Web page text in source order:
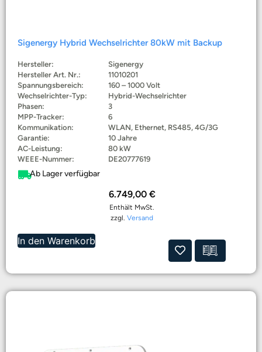
Sigenergy Hybrid Wechselrichter 80kW mit Backup
Hersteller:
Sigenergy
Hersteller Art. Nr.:
11010201
Spannungsbereich:
160 – 1000 Volt
Wechselrichter-Typ:
Hybrid-Wechselrichter
Phasen:
3
MPP-Tracker:
6
Kommunikation:
WLAN, Ethernet, RS485, 4G/3G
Garantie:
10 Jahre
AC-Leistung:
80 kW
WEEE-Nummer:
DE20777619
Ab Lager verfügbar
6.749,00 €
Enthält MwSt.
zzgl. Versand
In den Warenkorb